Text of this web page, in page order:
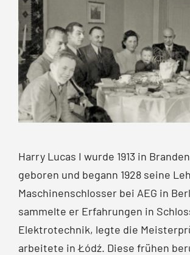
Harry Lucas I wurde 1913 in
geboren und begann 1928 seine
Maschinen­schlosser bei AEG in
sammelte er Erfahrungen in
Elektrotechnik, legte die
arbeitete in Łódź. Diese frühen